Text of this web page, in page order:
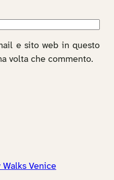
e sito web in questo
volta che commento.
Walks Venice